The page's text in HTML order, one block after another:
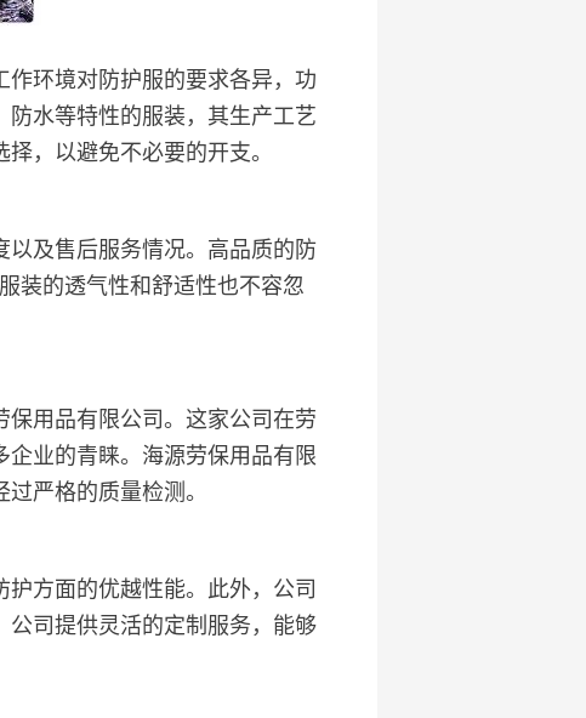
环境对防护服的要求各异，功
水等特性的服装，其生产工艺
，以避免不必要的开支。
及售后服务情况。高品质的防
装的透气性和舒适性也不容忽
用品有限公司。这家公司在劳
业的青睐。海源劳保用品有限
严格的质量检测。
方面的优越性能。此外，公司
司提供灵活的定制服务，能够